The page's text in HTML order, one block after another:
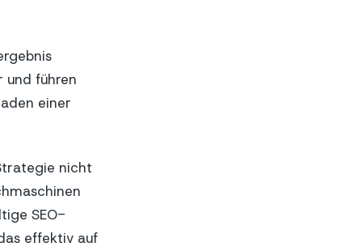
und führen
einer
nicht
SEO-
effektiv auf